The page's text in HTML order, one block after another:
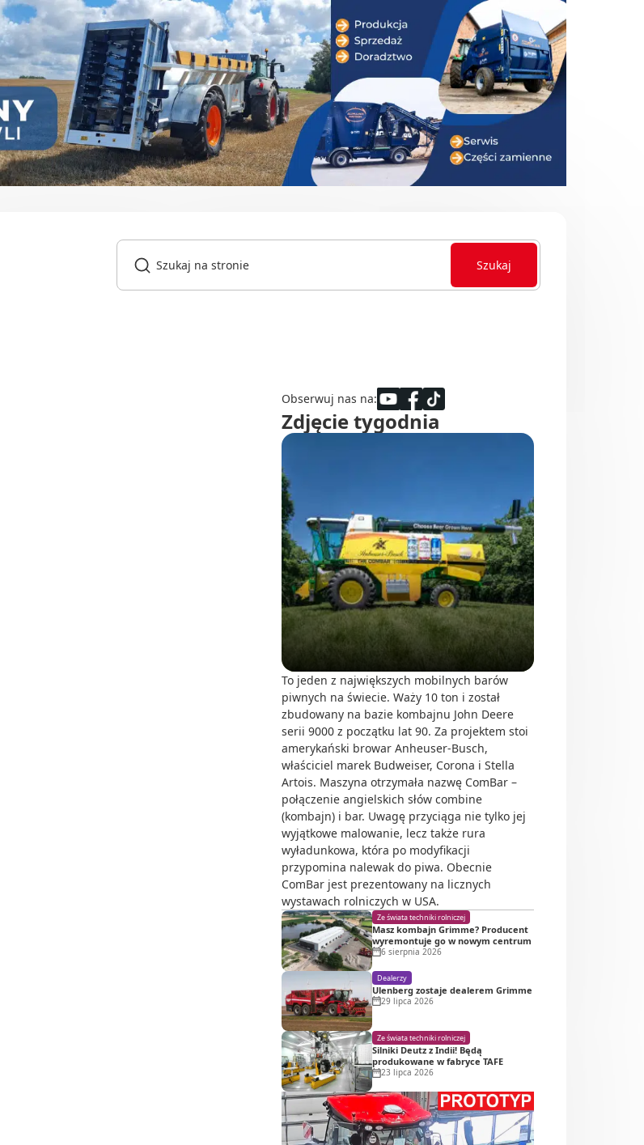
Szukaj
Obserwuj nas na:
Zdjęcie tygodnia
To jeden z największych mobilnych barów
piwnych na świecie. Waży 10 ton i został
zbudowany na bazie kombajnu John Deere
serii 9000 z początku lat 90. Za projektem stoi
amerykański browar Anheuser-Busch,
właściciel marek Budweiser, Corona i Stella
Artois. Maszyna otrzymała nazwę ComBar –
połączenie angielskich słów combine
(kombajn) i bar. Uwagę przyciąga nie tylko jej
wyjątkowe malowanie, lecz także rura
wyładunkowa, która po modyfikacji
przypomina nalewak do piwa. Obecnie
ComBar jest prezentowany na licznych
wystawach rolniczych w USA.
Ze świata techniki rolniczej
Masz kombajn Grimme? Producent
wyremontuje go w nowym centrum
6 sierpnia 2026
Dealerzy
Ulenberg zostaje dealerem Grimme
29 lipca 2026
Ze świata techniki rolniczej
Silniki Deutz z Indii! Będą
produkowane w fabryce TAFE
23 lipca 2026